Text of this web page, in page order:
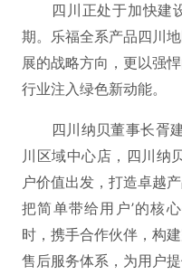
四川正处于加快建设
期。乐福全系产品四川
展的战略方向，更以强
行业注入绿色新动能。
四川纳贝董事长胥建
川区域中心店，四川纳
户价值出发，打造卓越
把简单带给用户’的核
时，携手合作伙伴，构
售后服务体系，为用户